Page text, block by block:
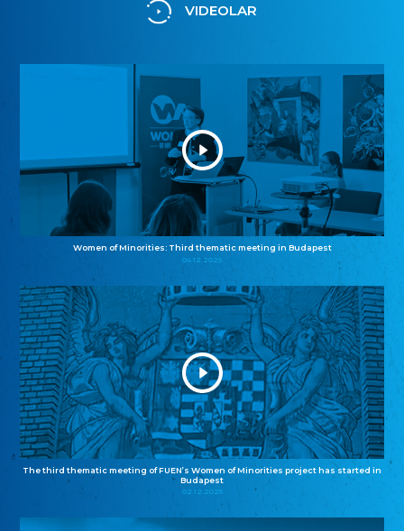
VIDEOLAR
Women of Minorities: Third thematic meeting in Budapest
04.12.2025
The third thematic meeting of FUEN’s Women of Minorities project has started in
Budapest
02.12.2025